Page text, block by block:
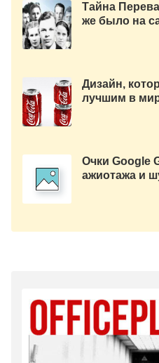
Тайна
же было на
Дизайн,
лучшим в
Очки Google
ажиотажа и